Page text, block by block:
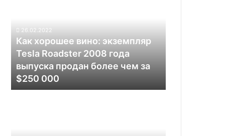
Roadster
года
выпуска
продан
более
26.02.2022
Как хорошее вино: экземпляр
Tesla Roadster 2008 года
выпуска продан более чем за
$250 000